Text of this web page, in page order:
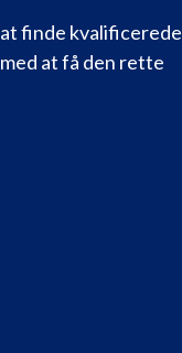
finde kvalificerede
at få den rette